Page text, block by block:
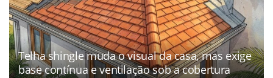
Telha shingle muda o visual da casa, mas exige
base contínua e ventilação sob a cobertura